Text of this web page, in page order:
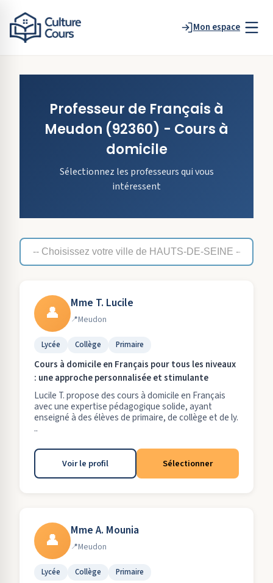
Mon espace
Professeur de Français à
Meudon (92360) - Cours à
domicile
Sélectionnez les professeurs qui vous
intéressent
👤 Mme T. Lucile
Meudon
Lycée Collège Primaire
Cours à domicile en Français pour tous les niveaux
: une approche personnalisée et stimulante
Lucile T. propose des cours à domicile en Français
avec une expertise pédagogique solide, ayant
enseigné à des élèves de primaire, de collège et de ly.
..
Voir le profil Sélectionner
👤 Mme A. Mounia
Meudon
Lycée Collège Primaire